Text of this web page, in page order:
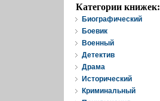
Категории книжек:
Биографический
Боевик
Военный
Детектив
Драма
Исторический
Криминальный